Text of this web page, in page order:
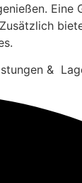
&